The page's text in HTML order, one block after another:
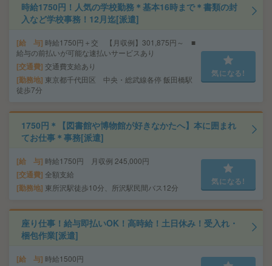
時給1750円！人気の学校勤務＊基本16時まで＊書類の封
入など学校事務！12月迄[派遣]
給 与 時給1750円＋交 【月収例】301,875円～ ■
給与の前払いが可能な速払いサービスあり
交通費 交通費支給あり
勤務地 東京都千代田区 中央・総武線各停 飯田橋駅
徒歩7分
気になる!
1750円＊【図書館や博物館が好きなかたへ】本に囲まれ
てお仕事＊事務[派遣]
給 与 時給1750円 月収例 245,000円
交通費 全額支給
勤務地 東所沢駅徒歩10分、所沢駅民間バス12分
気になる!
座り仕事！給与即払いOK！高時給！土日休み！受入れ・
梱包作業[派遣]
給 与 時給1500円